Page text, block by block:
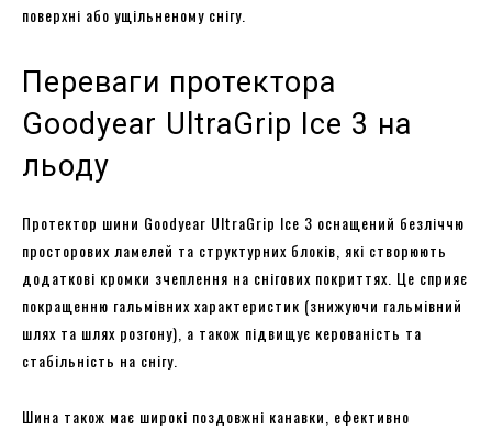
поверхні або ущільненому снігу.
Переваги протектора
Goodyear UltraGrip Ice 3 на
льоду
Протектор шини Goodyear UltraGrip Ice 3 оснащений безліччю
просторових ламелей та структурних блоків, які створюють
додаткові кромки зчеплення на снігових покриттях. Це сприяє
покращенню гальмівних характеристик (знижуючи гальмівний
шлях та шлях розгону), а також підвищує керованість та
стабільність на снігу.
Шина також має широкі поздовжні канавки, ефективно